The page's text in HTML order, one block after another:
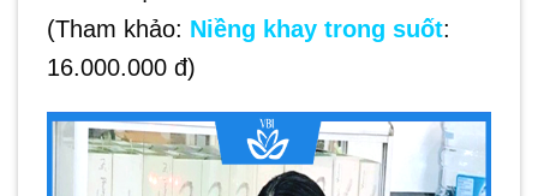
(Tham khảo: Niềng khay trong suốt:
16.000.000 đ)